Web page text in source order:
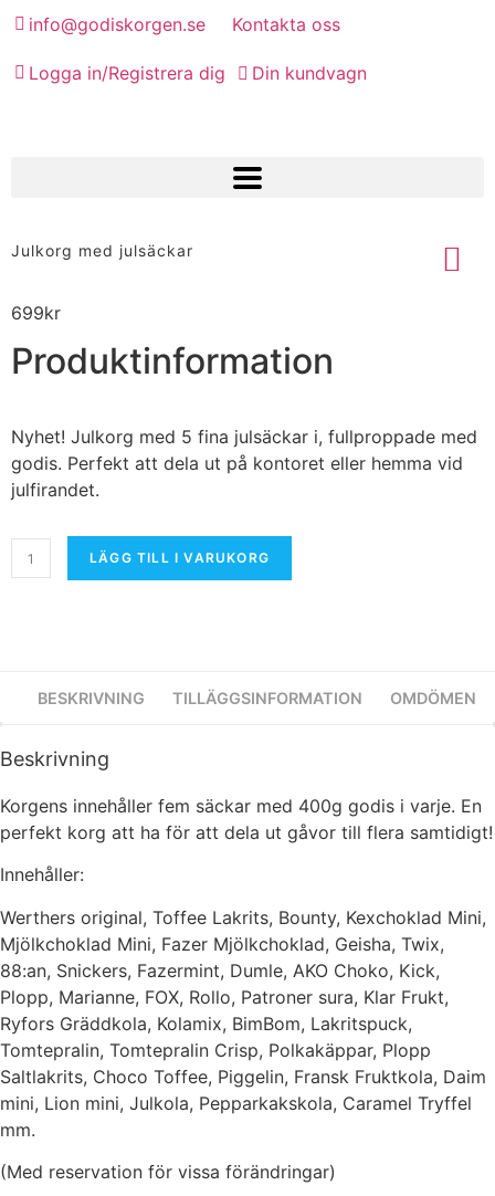
info@godiskorgen.se Kontakta oss
Logga in/Registrera dig Din kundvagn
Julkorg med julsäckar
699kr
Produktinformation
Nyhet! Julkorg med 5 fina julsäckar i, fullproppade med
godis. Perfekt att dela ut på kontoret eller hemma vid
julfirandet.
LÄGG TILL I VARUKORG
BESKRIVNING TILLÄGGSINFORMATION OMDÖMEN
Beskrivning
Korgens innehåller fem säckar med 400g godis i varje. En
perfekt korg att ha för att dela ut gåvor till flera samtidigt!
Innehåller:
Werthers original, Toffee Lakrits, Bounty, Kexchoklad Mini,
Mjölkchoklad Mini, Fazer Mjölkchoklad, Geisha, Twix,
88:an, Snickers, Fazermint, Dumle, AKO Choko, Kick,
Plopp, Marianne, FOX, Rollo, Patroner sura, Klar Frukt,
Ryfors Gräddkola, Kolamix, BimBom, Lakritspuck,
Tomtepralin, Tomtepralin Crisp, Polkakäppar, Plopp
Saltlakrits, Choco Toffee, Piggelin, Fransk Fruktkola, Daim
mini, Lion mini, Julkola, Pepparkakskola, Caramel Tryffel
mm.
(Med reservation för vissa förändringar)